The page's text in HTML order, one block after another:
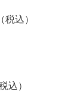
込）
込）